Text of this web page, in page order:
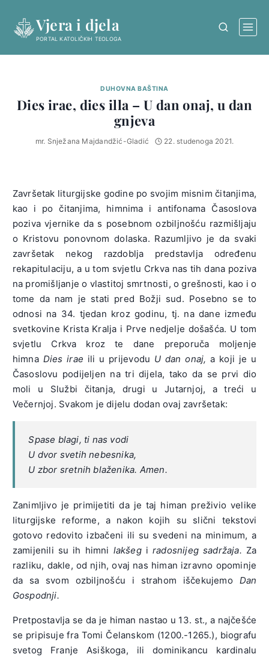
content
Vjera i djela
PORTAL KATOLIČKIH TEOLOGA
DUHOVNA BAŠTINA
Dies irae, dies illa – U dan onaj, u dan
gnjeva
mr. Snježana Majdandžić-Gladić 22. studenoga 2021.
Završetak liturgijske godine po svojim misnim čitanjima,
kao i po čitanjima, himnima i antifonama Časoslova
poziva vjernike da s posebnom ozbiljnošću razmišljaju
o Kristovu ponovnom dolaska. Razumljivo je da svaki
završetak nekog razdoblja predstavlja određenu
rekapitulaciju, a u tom svjetlu Crkva nas tih dana poziva
na promišljanje o vlastitoj smrtnosti, o grešnosti, kao i o
tome da nam je stati pred Božji sud. Posebno se to
odnosi na 34. tjedan kroz godinu, tj. na dane između
svetkovine Krista Kralja i Prve nedjelje došašća. U tom
svjetlu Crkva kroz te dane preporuča moljenje
himna Dies irae ili u prijevodu U dan onaj,a koji je u
Časoslovu podijeljen na tri dijela, tako da se prvi dio
moli u Službi čitanja, drugi u Jutarnjoj, a treći u
Večernjoj. Svakom je dijelu dodan ovaj završetak:
Spase blagi, ti nas vodi
U dvor svetih nebesnika,
U zbor sretnih blaženika. Amen.
Zanimljivo je primijetiti da je taj himan preživio velike
liturgijske reforme, a nakon kojih su slični tekstovi
gotovo redovito izbačeni ili su svedeni na minimum, a
zamijenili su ih himni lakšeg i radosnijeg sadržaja. Za
razliku, dakle, od njih, ovaj nas himan izravno opominje
da sa svom ozbiljnošću i strahom iščekujemo Dan
Gospodnji.
Pretpostavlja se da je himan nastao u 13. st., a najčešće
se pripisuje fra Tomi Čelanskom (1200.-1265.), biografu
svetog Franje Asiškoga, ili dominikancu kardinalu